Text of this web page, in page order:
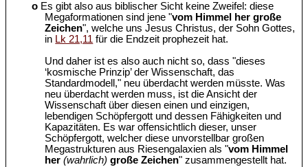
o Es gibt also aus biblischer Sicht keine Zweifel: diese
Megaformationen sind jene "vom Himmel her große
Zeichen", welche uns Jesus Christus, der Sohn Gottes,
in Lk 21,11 für die Endzeit prophezeit hat.
Und daher ist es also auch nicht so, dass "dieses
‘kosmische Prinzip’ der Wissenschaft, das
Standardmodell," neu überdacht werden müsste. Was
neu überdacht werden muss, ist die Ansicht der
Wissenschaft über diesen einen und einzigen,
lebendigen Schöpfergott und dessen Fähigkeiten und
Kapazitäten. Es war offensichtlich dieser, unser
Schöpfergott, welcher diese unvorstellbar großen
Megastrukturen aus Riesengalaxien als "vom Himmel
her(wahrlich) große Zeichen" zusammengestellt hat.